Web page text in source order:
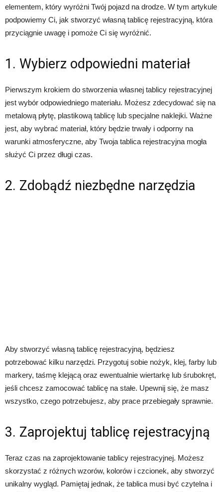
elementem, który wyróżni Twój pojazd na drodze. W tym artykule
podpowiemy Ci, jak stworzyć własną tablicę rejestracyjną, która
przyciągnie uwagę i pomoże Ci się wyróżnić.
1. Wybierz odpowiedni materiał
Pierwszym krokiem do stworzenia własnej tablicy rejestracyjnej
jest wybór odpowiedniego materiału. Możesz zdecydować się na
metalową płytę, plastikową tablicę lub specjalne naklejki. Ważne
jest, aby wybrać materiał, który będzie trwały i odporny na
warunki atmosferyczne, aby Twoja tablica rejestracyjna mogła
służyć Ci przez długi czas.
2. Zdobądź niezbędne narzędzia
Aby stworzyć własną tablicę rejestracyjną, będziesz
potrzebować kilku narzędzi. Przygotuj sobie nożyk, klej, farby lub
markery, taśmę klejącą oraz ewentualnie wiertarkę lub śrubokręt,
jeśli chcesz zamocować tablicę na stałe. Upewnij się, że masz
wszystko, czego potrzebujesz, aby prace przebiegały sprawnie.
3. Zaprojektuj tablicę rejestracyjną
Teraz czas na zaprojektowanie tablicy rejestracyjnej. Możesz
skorzystać z różnych wzorów, kolorów i czcionek, aby stworzyć
unikalny wygląd. Pamiętaj jednak, że tablica musi być czytelna i